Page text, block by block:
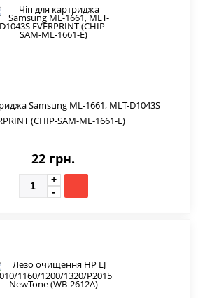
Samsung ML-1661, MLT-D1043S
(CHIP-SAM-ML-1661-E)
22 грн.